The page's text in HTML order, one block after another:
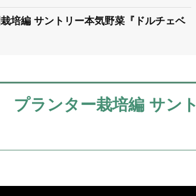
培編 サントリー本気野菜『ドルチェベ
ランター栽培編 サント